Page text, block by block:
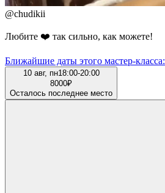
@chudikii
Любите ❤️ так сильно, как можете!
Ближайшие даты этого мастер‑класса:
10 авг, пн18:00-20:00
8000₽
Осталось последнее место